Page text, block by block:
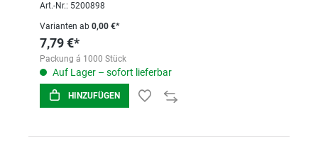
Art.-Nr.: 5200898
Varianten ab 0,00 €*
7,79 €*
Packung á 1000 Stück
Auf Lager – sofort lieferbar
HINZUFÜGEN